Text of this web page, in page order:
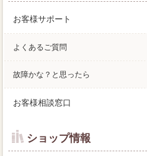
お客様サポート
よくあるご質問
故障かな？と思ったら
お客様相談窓口
ショップ情報